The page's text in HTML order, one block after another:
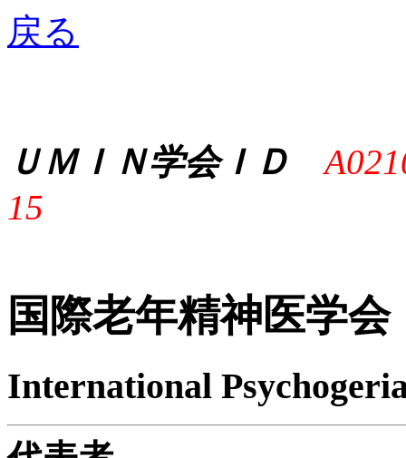
戻る
ＵＭＩＮ学会ＩＤ
15
国際老年精神医学会
International